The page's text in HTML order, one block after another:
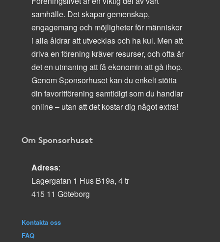
samhälle. Det skapar gemenskap,
engagemang och möjligheter för människor
i alla åldrar att utvecklas och ha kul. Men att
driva en förening kräver resurser, och ofta är
det en utmaning att få ekonomin att gå ihop.
Genom Sponsorhuset kan du enkelt stötta
din favoritförening samtidigt som du handlar
online – utan att det kostar dig något extra!
Om Sponsorhuset
Adress:
Lagergatan 1 Hus B19a, 4 tr
415 11 Göteborg
Kontakta oss
FAQ